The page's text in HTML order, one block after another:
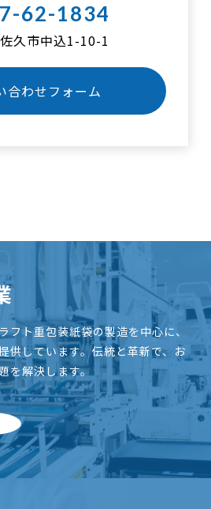
62-1834
久市中込1-10-1
合わせフォーム
フト重包装紙袋の製造を中心に、
供しています。伝統と革新で、お
を解決します。